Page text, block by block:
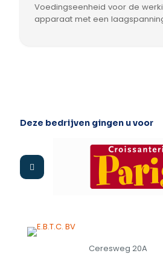
Voedingseenheid voor de
apparaat met een
Deze bedrijven gingen u voor
Ceresweg 20A